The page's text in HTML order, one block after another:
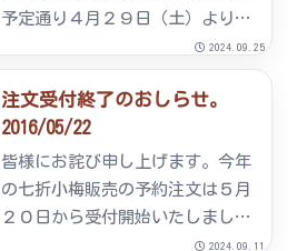
予定通り４月２９日（土）より開
始いたします。販売は、七折小梅
専門 オンラインショップより受
注をいたしますのでこちらよりご
注文下さい。予約販売期間は、4
月29日(土)より5月15日(...
2024.09.25
注文受付終了のおしらせ。
2016/05/22
皆様にお詫び申し上げます。今年
の七折小梅販売の予約注文は５月
２０日から受付開始いたしまし
た。が、当初の予想をはるかに越
2024.09.11